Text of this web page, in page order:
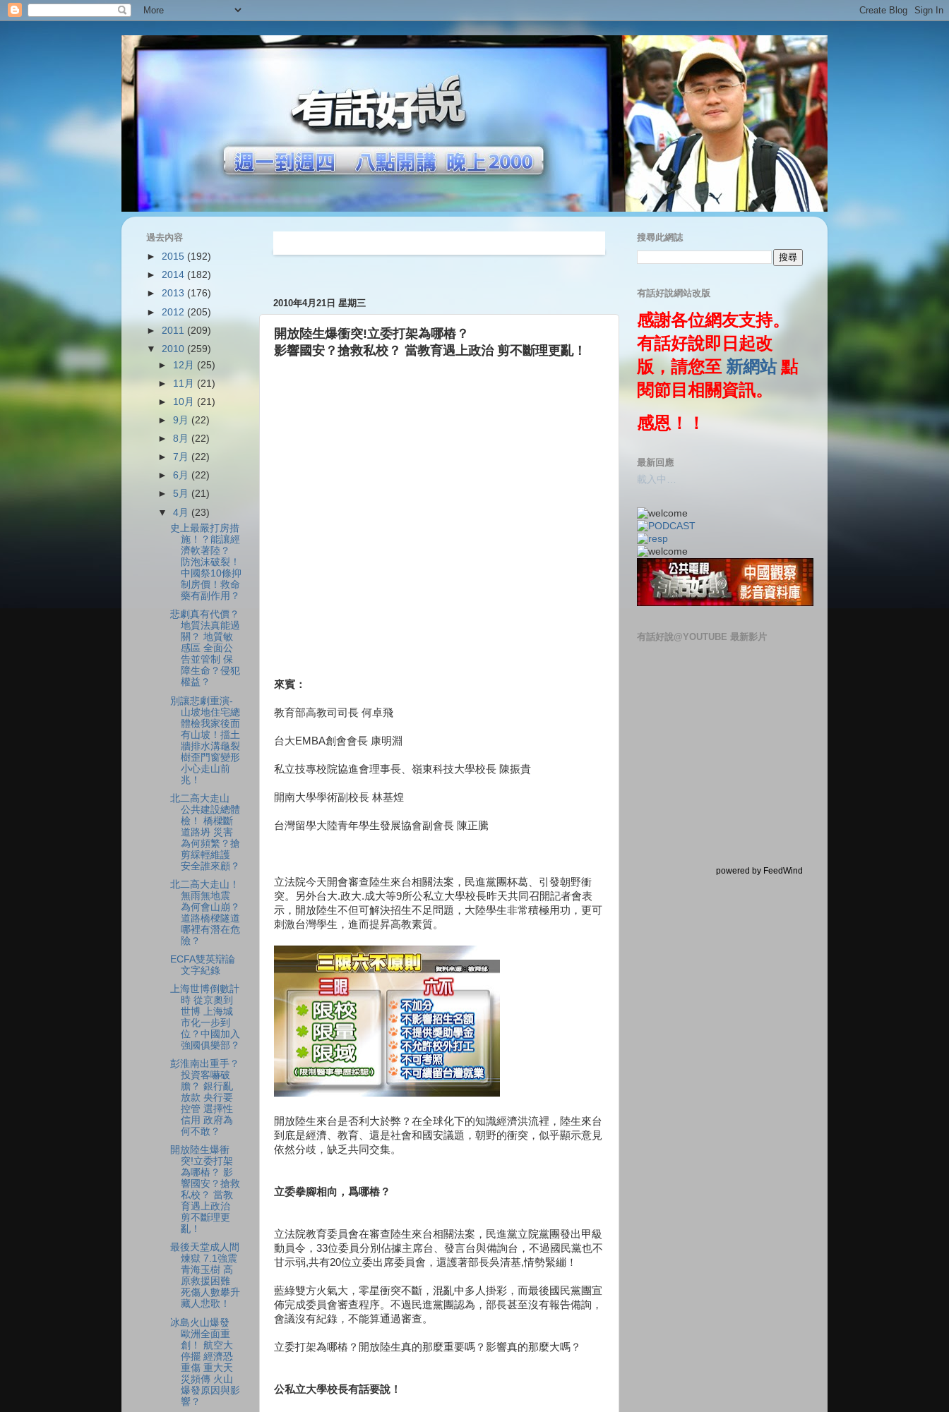
2010年4月21日 星期三
開放陸生爆衝突!立委打架為哪樁？
影響國安？搶救私校？ 當教育遇上政治 剪不斷理更亂！
來賓：
教育部高教司司長 何卓飛
台大EMBA創會會長 康明淵
私立技專校院協進會理事長、嶺東科技大學校長 陳振貴
開南大學學術副校長 林基煌
台灣留學大陸青年學生發展協會副會長 陳正騰
立法院今天開會審查陸生來台相關法案，民進黨團杯葛、引發朝野衝
突。另外台大.政大.成大等9所公私立大學校長昨天共同召開記者會表
示，開放陸生不但可解決招生不足問題，大陸學生非常積極用功，更可
刺激台灣學生，進而提昇高教素質。
開放陸生來台是否利大於弊？在全球化下的知識經濟洪流裡，陸生來台
到底是經濟、教育、還是社會和國安議題，朝野的衝突，似乎顯示意見
依然分歧，缺乏共同交集。
立委拳腳相向，爲哪樁？
立法院教育委員會在審查陸生來台相關法案，民進黨立院黨團發出甲級
動員令，33位委員分別佔據主席台、發言台與備詢台，不過國民黨也不
甘示弱,共有20位立委出席委員會，還護著部長吳清基,情勢緊繃！
藍綠雙方火氣大，零星衝突不斷，混亂中多人掛彩，而最後國民黨團宣
佈完成委員會審查程序。不過民進黨團認為，部長甚至沒有報告備詢，
會議沒有紀錄，不能算通過審查。
立委打架為哪樁？開放陸生真的那麼重要嗎？影響真的那麼大嗎？
公私立大學校長有話要說！
過去內容
► 2015 (192)
► 2014 (182)
► 2013 (176)
► 2012 (205)
► 2011 (209)
▼ 2010 (259)
► 12月 (25)
► 11月 (21)
► 10月 (21)
►9月 (22)
►8月 (22)
►7月 (22)
►6月 (22)
► 5月 (21)
▼4月 (23)
史上最嚴打房措
施！？能讓經
濟軟著陸？
防泡沫破裂！
中國祭10條抑
制房價！救命
藥有副作用？
悲劇真有代價？
地質法真能過
關？ 地質敏
感區 全面公
告並管制 保
障生命？侵犯
權益？
別讓悲劇重演-
山坡地住宅總
體檢我家後面
有山坡！擋土
牆排水溝龜裂
樹歪門窗變形
小心走山前
兆！
北二高大走山
公共建設總體
檢！ 橋樑斷
道路坍 災害
為何頻繁？搶
剪綵輕維護
安全誰來顧？
北二高大走山！
無雨無地震
為何會山崩？
道路橋樑隧道
哪裡有潛在危
險？
ECFA雙英辯論
文字紀錄
上海世博倒數計
時 從京奧到
世博 上海城
市化一步到
位？中國加入
強國俱樂部？
彭淮南出重手？
投資客嚇破
膽？ 銀行亂
放款 央行要
控管 選擇性
信用 政府為
何不敢？
開放陸生爆衝
突!立委打架
為哪樁？ 影
響國安？搶救
私校？ 當教
育遇上政治
剪不斷理更
亂！
最後天堂成人間
煉獄 7.1強震
青海玉樹 高
原救援困難
死傷人數攀升
藏人悲歌！
冰島火山爆發
歐洲全面重
創！ 航空大
停擺 經濟恐
重傷 重大天
災頻傳 火山
爆發原因與影
響？
搜尋此網誌
有話好說網站改版
感謝各位網友支持。
有話好說即日起改
版，請您至 新網站點
閱節目相關資訊。
感恩！！
最新回應
載入中…
有話好說@YOUTUBE 最新影片
powered by FeedWind